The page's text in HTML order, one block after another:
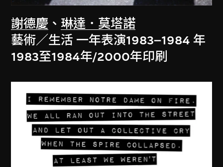
謝德慶 、 琳達．莫塔諾
藝術／生活 一年表演1983–1984 年
1983至1984年/2000年印刷